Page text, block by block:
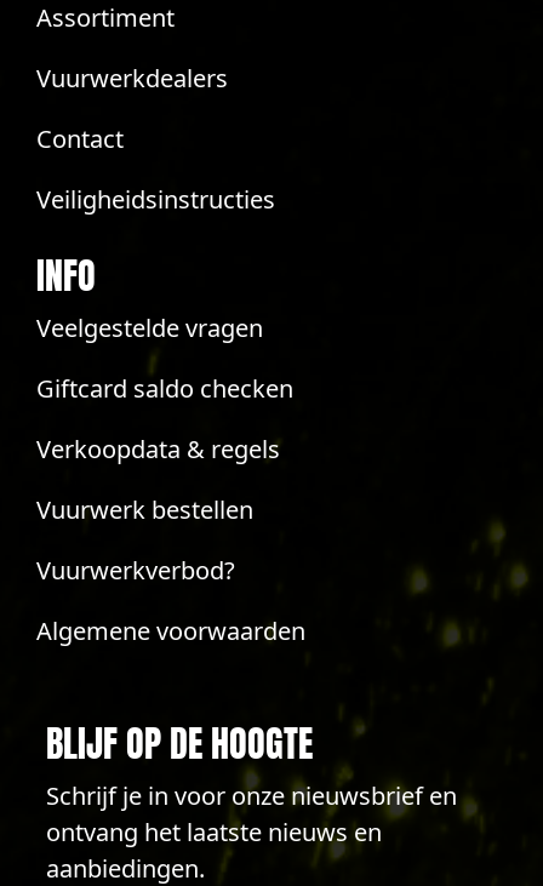
Assortiment
Vuurwerkdealers
Contact
Veiligheidsinstructies
INFO
Veelgestelde vragen
Giftcard saldo checken
Verkoopdata & regels
Vuurwerk bestellen
Vuurwerkverbod?
Algemene voorwaarden
BLIJF OP DE HOOGTE
Schrijf je in voor onze nieuwsbrief en
ontvang het laatste nieuws en
aanbiedingen.